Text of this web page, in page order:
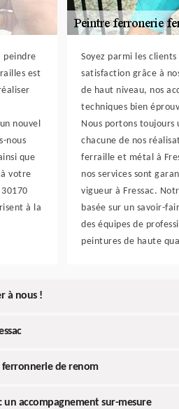
peindre
est
nouvel
nous
que
à votre
à la
Soyez parmi les
satisfaction grâce à
de haut niveau, nos
techniques bien
Nous portons
chacune de nos
ferraille et métal à
nos services sont
vigueur à Fressac.
basée sur un savoir-
des équipes de
peintures de haute
à nous !
ferronnerie de renom
un accompagnement sur-mesure